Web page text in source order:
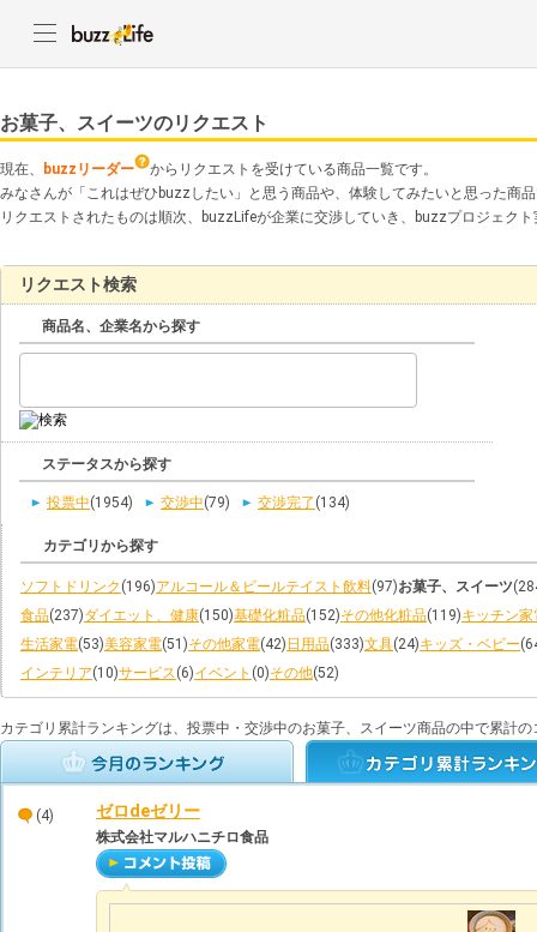
お菓子、スイーツのリクエスト
現在、 buzzリーダー
からリクエストを受けている商品一覧です。
みなさんが「これはぜひbuzzしたい」と思う商品や、体験してみたいと思った商
リクエストされたものは順次、buzzLifeが企業に交渉していき、buzzプロジェク
リクエスト検索
商品名、企業名から探す
ステータスから探す
投票中(1954) 交渉中(79) 交渉完了 (134)
カテゴリから探す
ソフトドリンク (196)アルコール＆ビールテイスト飲料(97)お菓子、スイーツ
食品(237)ダイエット、健康(150)基礎化粧品(152)その他化粧品(119)キッチン家
生活家電(53)美容家電(51)その他家電(42) 日用品(333)文具(24)キッズ・ベビー
インテリア(10)サービス(6)イベント (0)その他(52)
カテゴリ累計ランキングは、投票中・交渉中のお菓子、スイーツ商品の中で累計
(4) ゼロdeゼリー
株式会社マルハニチロ食品